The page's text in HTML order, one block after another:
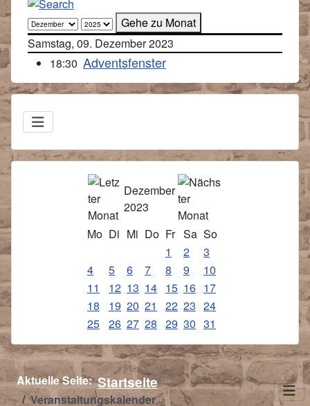
Dezember
2023
Mo Di Mi Do Fr Sa So
1
2
3
4
5 6 7 8 9
10
11
12 13 14 15 16 17
18
19 20 21 22 23 24
25 26 27 28 29 30 31
Gehe zu Monat
Samstag, 09. Dezember 2023
18:30 Adventsfenster
Aktuelle Seite:Startseite
Veranstaltungskalender